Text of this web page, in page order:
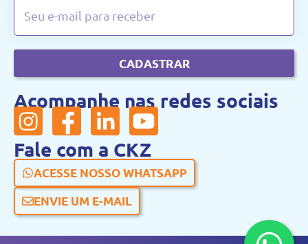
CADASTRAR
Acompanhe nas redes sociais
Fale com a CKZ
ACESSE NOSSO WHATSAPP
ENVIE UM E-MAIL